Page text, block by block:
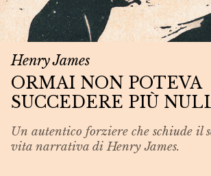
Henry James
ORMAI NON POTEVA
SUCCEDERE PIÙ
Un autentico forziere che schiude il
vita narrativa di Henry James.